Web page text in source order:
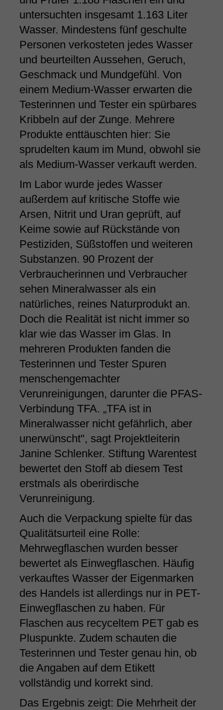
untersuchten insgesamt 1.163 Liter
Wasser. Mindestens fünf geschulte
Personen verkosteten jedes Wasser
und beurteilten Aussehen, Geruch,
Geschmack und Mundgefühl. Von
einem Medium-Wasser erwarten die
Testerinnen und Tester ein spürbares
Kribbeln auf der Zunge. Mehrere
Produkte enttäuschten hier: Sie
sprudelten kaum im Mund, obwohl sie
als Medium-Wasser verkauft werden.
Im Labor wurde jedes Wasser
außerdem auf kritische Stoffe wie
Arsen, Nitrit und Uran geprüft, auf
Keime sowie auf Rückstände von
Pestiziden, Süßstoffen und weiteren
Substanzen. 90 Prozent der
Verbraucherinnen und Verbraucher
sehen Mineralwasser als ein
natürliches, reines Naturprodukt an.
Doch die Realität ist nicht immer so
klar wie das Wasser im Glas. In
mehreren Produkten fanden die
Testerinnen und Tester Spuren
menschengemachter
Verunreinigungen, darunter die PFAS-
Verbindung TFA. „TFA ist in
Mineralwasser nicht gefährlich, aber
unerwünscht", sagt Projektleiterin
Janine Schlenker. Stiftung Warentest
bewertet den Stoff ab diesem Test
erstmals als oberirdische
Verunreinigung.
Auch die Verpackung spielte für das
Qualitätsurteil eine Rolle:
Mehrwegflaschen wurden besser
bewertet als Einwegflaschen. Häufig
verkauftes Wasser der Eigenmarken
des Handels ist allerdings nur in PET-
Einwegflaschen zu haben. Für
Flaschen aus recyceltem PET gab es
Pluspunkte. Zudem schauten die
Testerinnen und Tester genau hin, ob
die Angaben auf dem Etikett
vollständig und korrekt sind.
Das Ergebnis zeigt: Die Mehrheit der